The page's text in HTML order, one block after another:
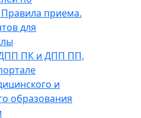
приема.
для
ПК и ДПП ПП,
и
образования